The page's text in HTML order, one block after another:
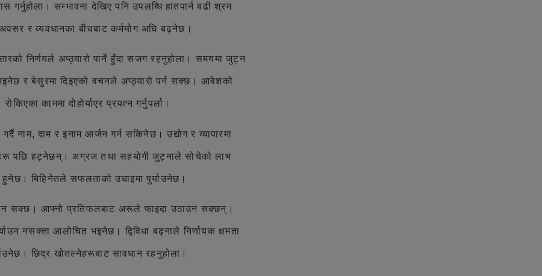
सम्भावना देखिए पनि उपलब्धि हातपार्न बढी श्रम
अवसर र व्यवधानका बीचबाट कर्मयोग अघि बढ्नेछ।
निर्णयले अप्ठ्यारो पार्ने हुँदा सजग रहनुहोला। समयमा जुट्न
र बेसुरमा दिइएको वचनले अप्ठ्यारो पर्न सक्छ। आवेशको
काममा दोहोर्याएर प्रयत्न गर्नुपर्ला।
नाम, दाम र इनाम आर्जन गर्न सकिनेछ। उद्योग र व्यापारमा
पछि हट्नेछन्। अग्रज तथा सहयोगी जुट्नाले सोचेको लाभ
मिहिनेतले सफलताको उचाइमा पुर्याउनेछ।
सक्छ। आफ्नो प्रतिफलबाट अरूले फाइदा उठाउन सक्छन्।
नसक्ता आलोचित भइनेछ। द्विविधा बढ्नाले निर्णायक क्षमता
छिद्र खोतल्नेहरूबाट सावधान रहनुहोला।